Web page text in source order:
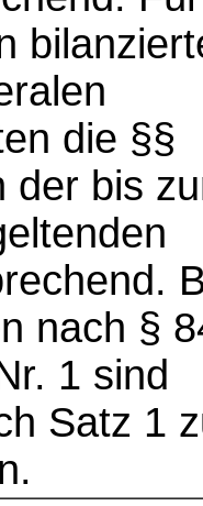
die §§
der bis
nach §
1 sind
Satz 1